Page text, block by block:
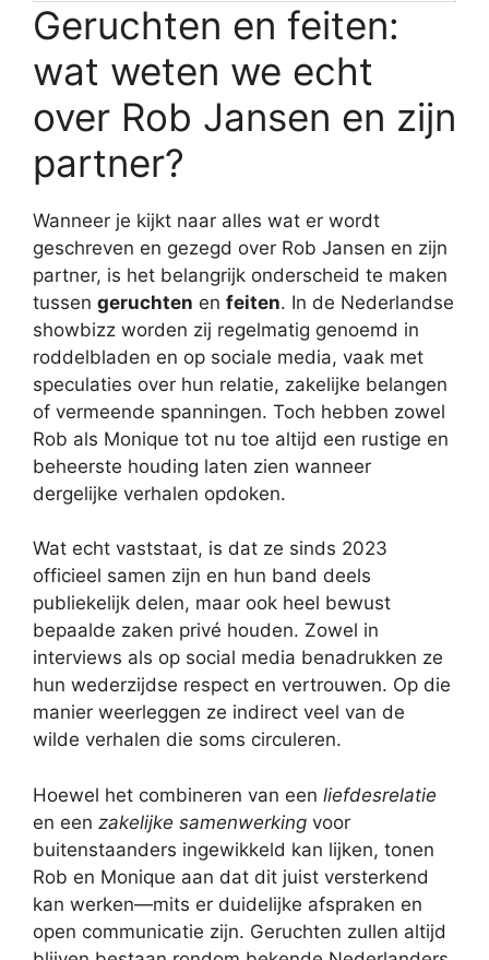
Geruchten en feiten:
wat weten we echt
over Rob Jansen en zijn
partner?
Wanneer je kijkt naar alles wat er wordt
geschreven en gezegd over Rob Jansen en zijn
partner, is het belangrijk onderscheid te maken
tussen geruchten en feiten. In de Nederlandse
showbizz worden zij regelmatig genoemd in
roddelbladen en op sociale media, vaak met
speculaties over hun relatie, zakelijke belangen
of vermeende spanningen. Toch hebben zowel
Rob als Monique tot nu toe altijd een rustige en
beheerste houding laten zien wanneer
dergelijke verhalen opdoken.
Wat echt vaststaat, is dat ze sinds 2023
officieel samen zijn en hun band deels
publiekelijk delen, maar ook heel bewust
bepaalde zaken privé houden. Zowel in
interviews als op social media benadrukken ze
hun wederzijdse respect en vertrouwen. Op die
manier weerleggen ze indirect veel van de
wilde verhalen die soms circuleren.
Hoewel het combineren van een liefdesrelatie
en een zakelijke samenwerking voor
buitenstaanders ingewikkeld kan lijken, tonen
Rob en Monique aan dat dit juist versterkend
kan werken—mits er duidelijke afspraken en
open communicatie zijn. Geruchten zullen altijd